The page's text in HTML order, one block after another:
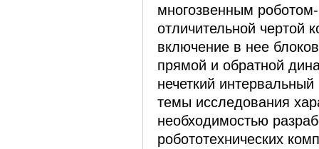
многозвенным
отличительной чертой
включение в нее
прямой и обратной
нечеткий
темы исследования
необходимостью
робототехнических